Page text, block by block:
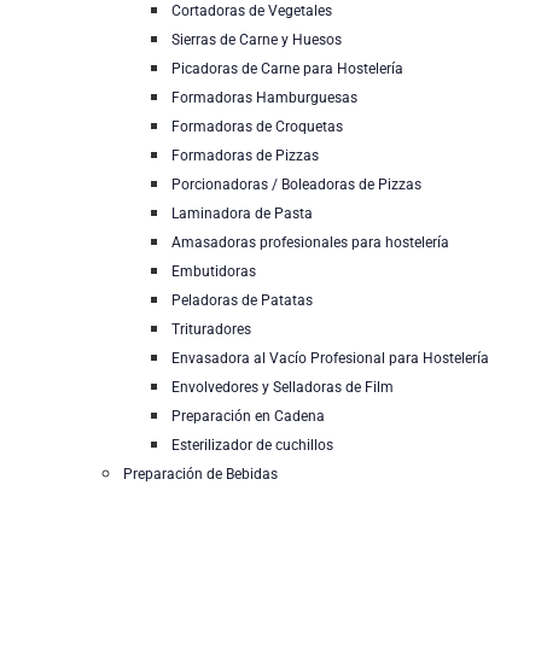
Cortadoras de Vegetales
Sierras de Carne y Huesos
Picadoras de Carne para Hostelería
Formadoras Hamburguesas
Formadoras de Croquetas
Formadoras de Pizzas
Porcionadoras / Boleadoras de Pizzas
Laminadora de Pasta
Amasadoras profesionales para hostelería
Embutidoras
Peladoras de Patatas
Trituradores
Envasadora al Vacío Profesional para Hostelería
Envolvedores y Selladoras de Film
Preparación en Cadena
Esterilizador de cuchillos
Preparación de Bebidas